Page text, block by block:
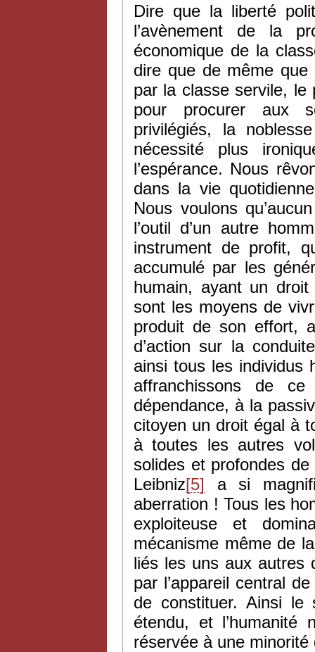
Dire que la liberté
l’avènement de la
économique de la
dire que de même
par la classe servile, le
pour procurer aux
privilégiés, la
nécessité plus
l’espérance. Nous
dans la vie
Nous voulons
l’outil d’un autre
instrument de profit,
accumulé par les
humain, ayant un
sont les moyens de
produit de son effort,
d’action sur la
ainsi tous les individus
affranchissons de
dépendance, à la
citoyen un droit égal à
à toutes les autres
solides et profondes
Leibniz[5] a si
aberration ! Tous les
exploiteuse et
mécanisme même de
liés les uns aux autres
par l’appareil central
de constituer. Ainsi le
étendu, et l’humanité
réservée à une minorité